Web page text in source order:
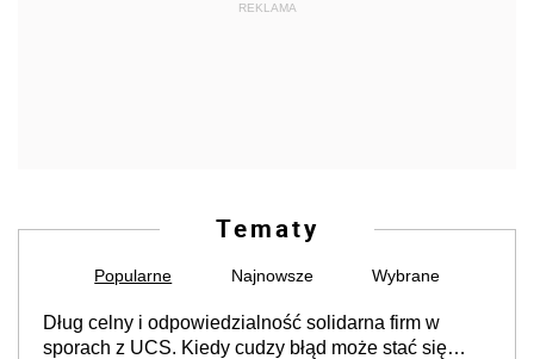
REKLAMA
Tematy
Popularne Najnowsze Wybrane
Dług celny i odpowiedzialność solidarna firm w
sporach z UCS. Kiedy cudzy błąd może stać się